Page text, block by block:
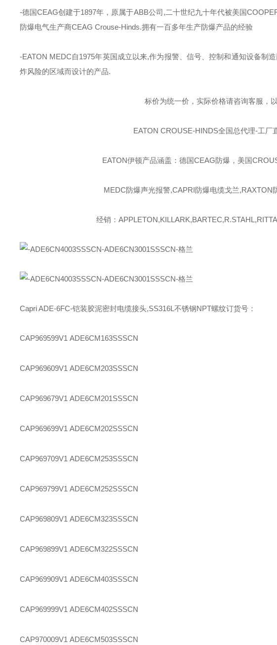
-德国CEAG创建于1897年，原属于ABB公司,二十世纪九十年代被美国
防爆电气生产商CEAG Crouse-Hinds.拥有一百多年生产防爆产品的经验
-EATON MEDC自1975年英国成立以来,作为报警、信号、控制和通知设备制
炸风险的区域而设计的产品.
标价为统一价，实际价格请咨询客服，
EATON CROUSE-HINDS全国总代理-工厂
EATON伊顿产品涵盖：德国CEAG防爆，美国
MEDC防爆声光报警,CAPRI防爆电缆戈兰,RAXTON
经销：
Capri ADE-6FC-铠装胶泥密封电缆接头,SS316L不锈钢NPT螺纹订货号：
CAP969599V1 ADE6CM163SSSCN
CAP969609V1 ADE6CM203SSSCN
CAP969679V1 ADE6CM201SSSCN
CAP969699V1 ADE6CM202SSSCN
CAP969709V1 ADE6CM253SSSCN
CAP969799V1 ADE6CM252SSSCN
CAP969809V1 ADE6CM323SSSCN
CAP969899V1 ADE6CM322SSSCN
CAP969909V1 ADE6CM403SSSCN
CAP969999V1 ADE6CM402SSSCN
CAP970009V1 ADE6CM503SSSCN